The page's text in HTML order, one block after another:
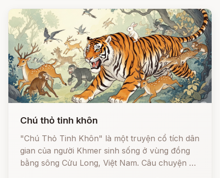
thành, trời lại chuyển nắng, khiến nàng đau
lòng khôn xiết...
Chú thỏ tinh khôn
"Chú Thỏ Tinh Khôn" là một truyện cổ tích dân
gian của người Khmer sinh sống ở vùng đồng
bằng sông Cửu Long, Việt Nam. Câu chuyện kể